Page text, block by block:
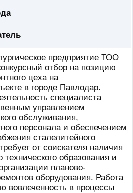
предприятие ТОО
отбор на позицию
цеха на
в городе Павлодар.
специалиста
управлением
обслуживания,
персонала и обеспечением
сталелитейного
от соискателя наличия
образования и
планово-
оборудования. Работа
вовлеченность в процессы